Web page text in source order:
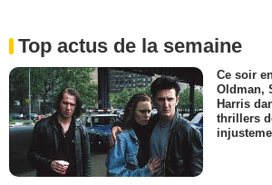
Top actus de la semaine
Ce soir
Oldman,
Harris
thrillers